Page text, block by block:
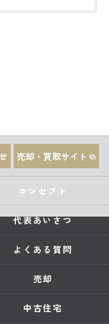
売却・買取サイト
コンセプト
代表あいさつ
よくある質問
売却
中古住宅